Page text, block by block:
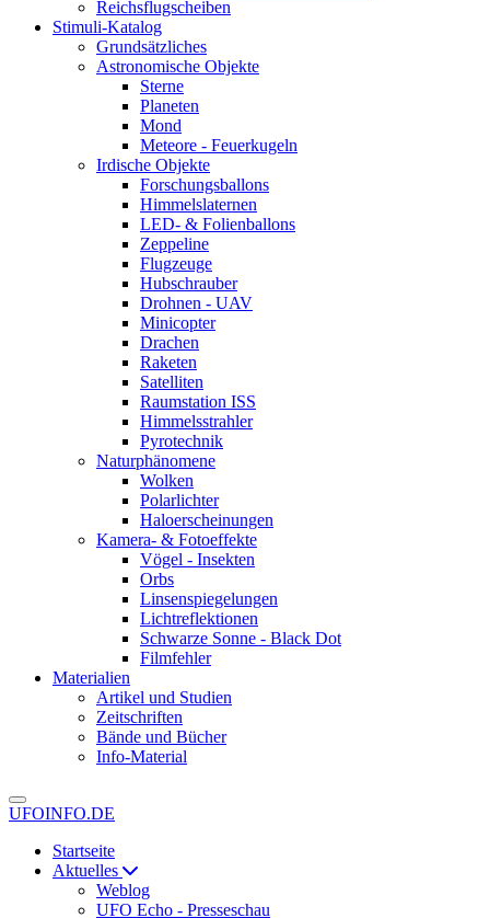
Reichsflugscheiben
Stimuli-Katalog
Grundsätzliches
Astronomische Objekte
Sterne
Planeten
Mond
Meteore - Feuerkugeln
Irdische Objekte
Forschungsballons
Himmelslaternen
LED- & Folienballons
Zeppeline
Flugzeuge
Hubschrauber
Drohnen - UAV
Minicopter
Drachen
Raketen
Satelliten
Raumstation ISS
Himmelsstrahler
Pyrotechnik
Naturphänomene
Wolken
Polarlichter
Haloerscheinungen
Kamera- & Fotoeffekte
Vögel - Insekten
Orbs
Linsenspiegelungen
Lichtreflektionen
Schwarze Sonne - Black Dot
Filmfehler
Materialien
Artikel und Studien
Zeitschriften
Bände und Bücher
Info-Material
UFOINFO.DE
Startseite
Aktuelles
Weblog
UFO Echo - Presseschau